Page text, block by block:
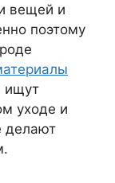
вещей и
поэтому
ищут
уходе и
делают